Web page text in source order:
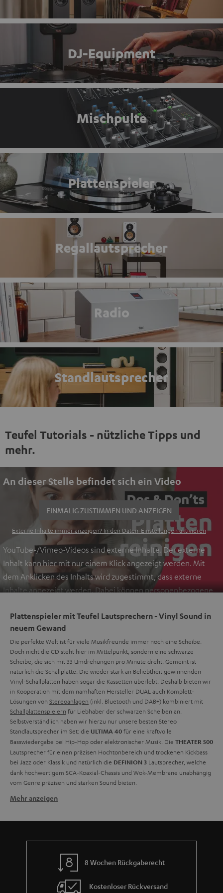
DJ-Equipment
Mischpulte
Plattenspieler
Regallautsprecher
Radio
Standlautsprecher
Teufel Tutorials - nützliche Tipps und
mehr.
An dieser Stelle befindet sich ein Video
EINMALIG ZUSTIMMEN UND ANZEIGEN
Externe Inhalte immer anzeigen? In den Daten‑Einstellungen aktivieren
YouTube-/Vimeo-Videos sind externe Inhalte. Der externe
Inhalt kann hier mit nur einem Klick angezeigt werden. Mit
dem Anklicken des Inhalts wird zugestimmt, dass externe
Inhalte angezeigt werden. Dabei können personenbezogene
Informationen sind in der Datenschutzerklärung unter I zu
finden.
Plattenspieler mit Teufel Lautsprechern - Vinyl Sound in
neuem Gewand
Die perfekte Welt ist für viele Musikfreunde immer noch eine Scheibe.
Doch nicht die CD steht hier im Mittelpunkt, sondern eine schwarze
Scheibe, die sich mit 33 Umdrehungen pro Minute dreht. Gemeint ist
natürlich die Schallplatte. Die wieder stark an Beliebtheit gewinnenden
Vinyl-Schallplatten haben sogar die Kassetten überlebt. Deshalb bieten wir
in Kooperation mit dem namhaften Hersteller DUAL auch Komplett-
Lösungen von Stereoanlagen (inkl. Bluetooth und DAB+) kombiniert mit
Schallplattenspielern für Liebhaber der schwarzen Scheiben an.
Selbstverständlich haben wir hierzu nur unsere besten Stereo
Standlautsprecher im Set: die ULTIMA 40 für eine kraftvolle
Basswiedergabe bei Hip-Hop oder elektronischer Musik. Die THEATER 500
Lautsprecher für einen präzisen Hochtonbereich und trockenen Kickbass
bei Jazz oder Klassik und natürlich die DEFINION 3 Lautsprecher, welche
dank hochwertigem SCA-Koaxial-Chassis und Wok-Membrane unabhängig
vom Genre präzisen und starken Sound bieten.
Welche Lautsprecher eignen sich für Plattenspieler?
angeschlossen werden kann. Egal ob große HiFi-Anlage,
Aktiv-Lautsprecher. Hat die Stereoanlage einen als Phono-
nötig. Ist der Eingang nicht speziell für den Anschluss eines
Mehr anzeigen
8 Wochen Rückgaberecht
Kostenloser Rückversand